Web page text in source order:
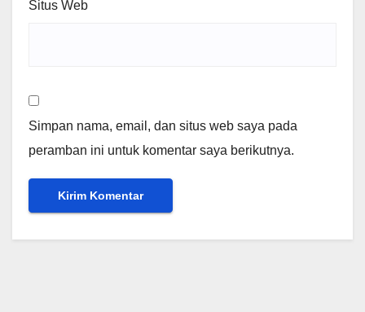
Situs Web
Simpan nama, email, dan situs web saya pada
peramban ini untuk komentar saya berikutnya.